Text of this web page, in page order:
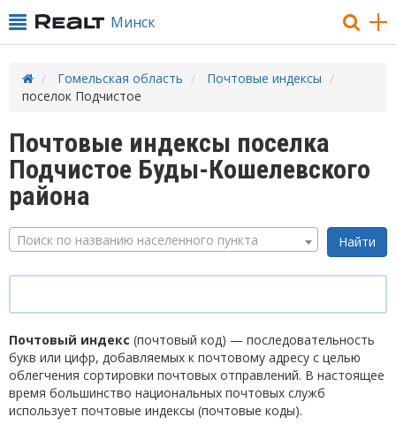
Минск
Гомельская область
Почтовые индексы
поселок Подчистое
Почтовые индексы поселка
Подчистое Буды-Кошелевского
района
Поиск по названию населенного пункта
Почтовый индекс (почтовый код) — последовательность
букв или цифр, добавляемых к почтовому адресу с целью
облегчения сортировки почтовых отправлений. В настоящее
время большинство национальных почтовых служб
использует почтовые индексы (почтовые коды).